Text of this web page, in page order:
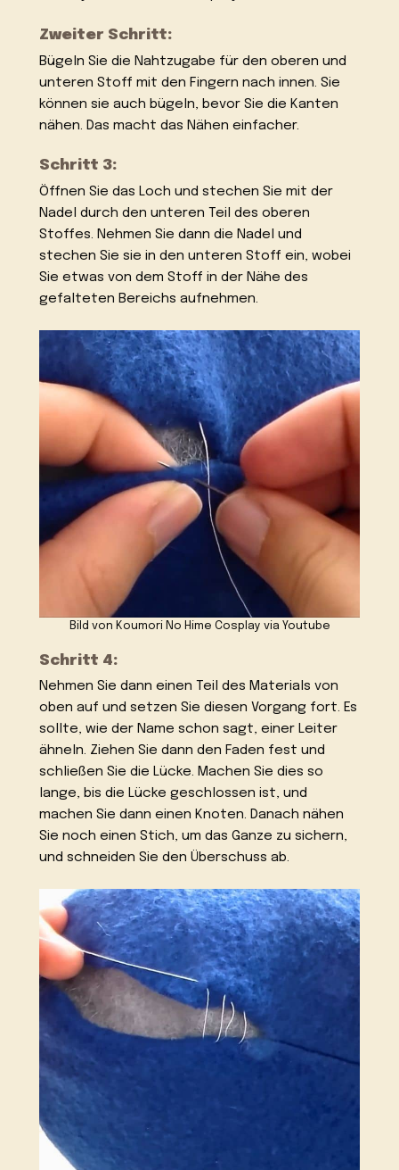
Zweiter Schritt:
Bügeln Sie die Nahtzugabe für den oberen und
unteren Stoff mit den Fingern nach innen. Sie
können sie auch bügeln, bevor Sie die Kanten
nähen. Das macht das Nähen einfacher.
Schritt 3:
Öffnen Sie das Loch und stechen Sie mit der
Nadel durch den unteren Teil des oberen
Stoffes. Nehmen Sie dann die Nadel und
stechen Sie sie in den unteren Stoff ein, wobei
Sie etwas von dem Stoff in der Nähe des
gefalteten Bereichs aufnehmen.
Bild von Koumori No Hime Cosplay via Youtube
Schritt 4:
Nehmen Sie dann einen Teil des Materials von
oben auf und setzen Sie diesen Vorgang fort. Es
sollte, wie der Name schon sagt, einer Leiter
ähneln. Ziehen Sie dann den Faden fest und
schließen Sie die Lücke. Machen Sie dies so
lange, bis die Lücke geschlossen ist, und
machen Sie dann einen Knoten. Danach nähen
Sie noch einen Stich, um das Ganze zu sichern,
und schneiden Sie den Überschuss ab.